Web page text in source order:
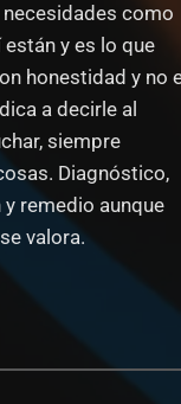
como
y es lo que
honestidad y no
a decirle al
siempre
Diagnóstico,
remedio aunque
valora.